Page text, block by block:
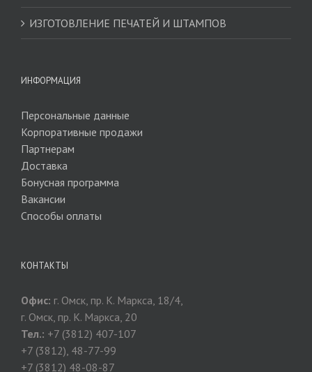
ИЗГОТОВЛЕНИЕ ПЕЧАТЕЙ И ШТАМПОВ
ИНФОРМАЦИЯ
Персональные данные
Корпоративные продажи
Партнерам
Доставка
Бонусная программа
Вакансии
Способы оплаты
КОНТАКТЫ
Офис: г. Омск, пр. К. Маркса, 18/4,
г. Омск, пр. К. Маркса, 20
Тел.: +7 (3812) 407-107
+7 (3812), 48-77-99
+7 (3812) 48-08-87